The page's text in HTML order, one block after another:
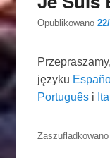
Opublikowano
języku
Português i